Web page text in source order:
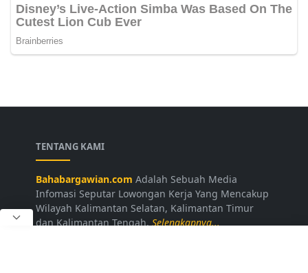
TENTANG KAMI
Bahabargawian.com Adalah Sebuah Media
Infomasi Seputar Lowongan Kerja Yang Mencakup
Wilayah Kalimantan Selatan, Kalimantan Timur
dan Kalimantan Tengah.Selengkapnya...